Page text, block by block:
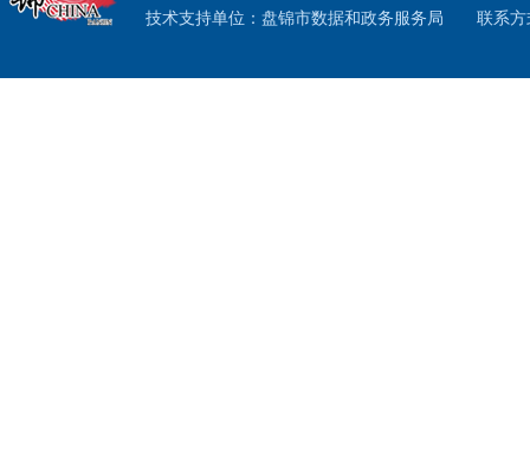
履行政
府信息
技术支持单位：盘锦市数据和政务服务局
联系方